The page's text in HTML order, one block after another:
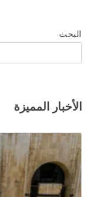
البحث
الأخبار المميزة